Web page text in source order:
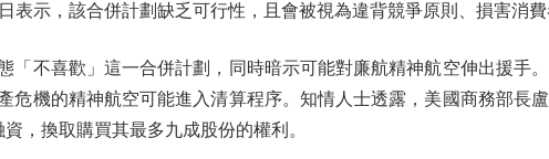
表示，該合併計劃缺乏可行性，且會被視為違背競爭原則、損害消費
不喜歡」這一合併計劃，同時暗示可能對廉航精神航空伸出援手
危機的精神航空可能進入清算程序。知情人士透露，美國商務部長
，換取購買其最多九成股份的權利。